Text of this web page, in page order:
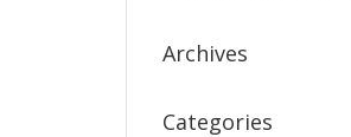
Archives
Categories